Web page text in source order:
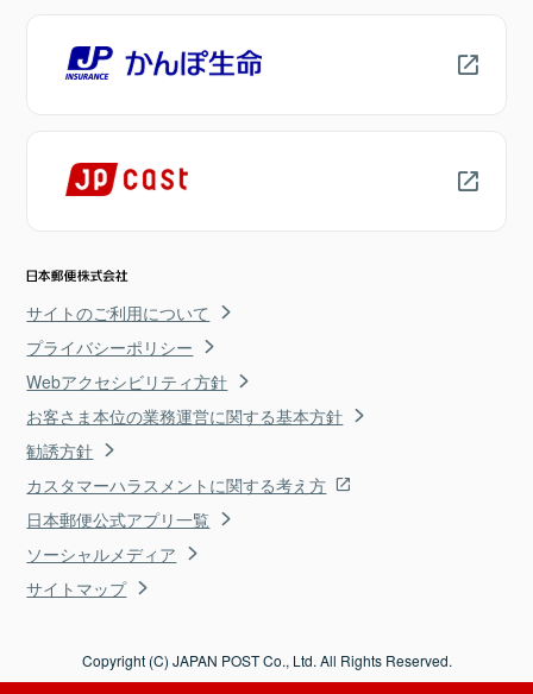
サイトのご利用について
プライバシーポリシー
Webアクセシビリティ方針
お客さま本位の業務運営に関する基本方針
勧誘方針
カスタマーハラスメントに関する考え方
日本郵便公式アプリ一覧
ソーシャルメディア
サイトマップ
Copyright (C) JAPAN POST Co., Ltd. All Rights Reserved.